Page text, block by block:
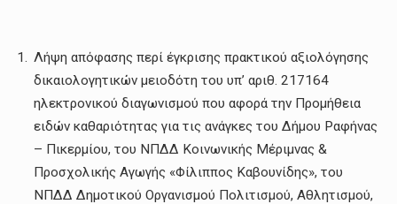
Λήψη απόφασης περί έγκρισης πρακτικού αξιολόγησης
δικαιολογητικών μειοδότη του υπ’ αριθ. 217164
ηλεκτρονικού διαγωνισμού που αφορά την Προμήθεια
ειδών καθαριότητας για τις ανάγκες του Δήμου Ραφήνας
– Πικερμίου, του ΝΠΔΔ Κοινωνικής Μέριμνας &
Προσχολικής Αγωγής «Φίλιππος Καβουνίδης», του
ΝΠΔΔ Δημοτικού Οργανισμού Πολιτισμού, Αθλητισμού,